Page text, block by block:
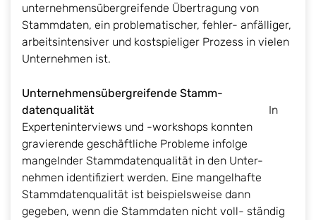
unternehmensübergreifende Übertragung von
Stammdaten, ein problematischer, fehler- anfälliger,
arbeitsintensiver und kostspieliger Prozess in vielen
Unternehmen ist.
Unternehmensübergreifende Stamm-
datenqualität In
Experteninterviews und -workshops konnten
gravierende geschäftliche Probleme infolge
mangelnder Stammdatenqualität in den Unter-
nehmen identifiziert werden. Eine mangelhafte
Stammdatenqualität ist beispielsweise dann
gegeben, wenn die Stammdaten nicht voll- ständig